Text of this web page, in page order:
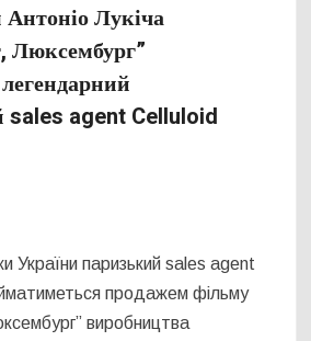
Лукіча
Люксембург”
sales agent Celluloid
України паризький sales agent
продажем фільму
виробництва